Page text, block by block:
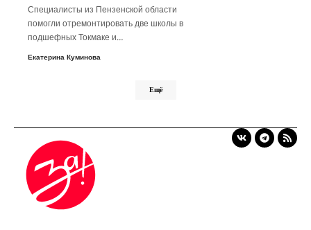
Специалисты из Пензенской области
помогли отремонтировать две школы в
подшефных Токмаке и…
Екатерина Куминова
Ещё